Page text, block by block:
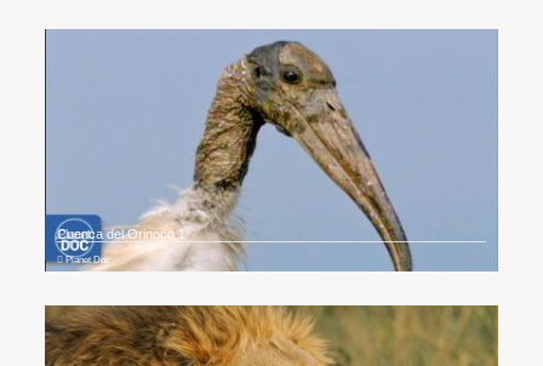
Cuenca del Orinoco 1
Planet Doc